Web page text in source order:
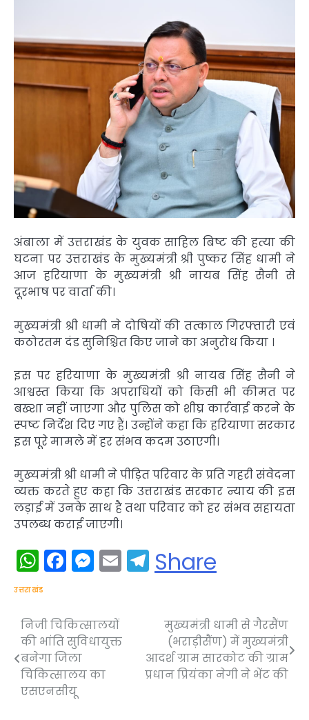
अंबाला में उत्तराखंड के युवक साहिल बिष्ट की हत्या की
घटना पर उत्तराखंड के मुख्यमंत्री श्री पुष्कर सिंह धामी ने
आज हरियाणा के मुख्यमंत्री श्री नायब सिंह सैनी से
दूरभाष पर वार्ता की।
मुख्यमंत्री श्री धामी ने दोषियों की तत्काल गिरफ्तारी एवं
कठोरतम दंड सुनिश्चित किए जाने का अनुरोध किया ।
इस पर हरियाणा के मुख्यमंत्री श्री नायब सिंह सैनी ने
आश्वस्त किया कि अपराधियों को किसी भी कीमत पर
बख्शा नहीं जाएगा और पुलिस को शीघ्र कार्रवाई करने के
स्पष्ट निर्देश दिए गए हैं। उन्होंने कहा कि हरियाणा सरकार
इस पूरे मामले में हर संभव कदम उठाएगी।
मुख्यमंत्री श्री धामी ने पीड़ित परिवार के प्रति गहरी संवेदना
व्यक्त करते हुए कहा कि उत्तराखंड सरकार न्याय की इस
लड़ाई में उनके साथ है तथा परिवार को हर संभव सहायता
उपलब्ध कराई जाएगी।
WhatsApp
Facebook
Messenger
EmailTelegram
Share
उत्तराखंड
Post
navigation
निजी चिकित्सालयों
की भांति सुविधायुक्त
बनेगा जिला
चिकित्सालय का
एसएनसीयू
मुख्यमंत्री धामी से गैरसैंण
(भराड़ीसैंण) में मुख्यमंत्री
आदर्श ग्राम सारकोट की ग्राम
प्रधान प्रियंका नेगी ने भेंट की